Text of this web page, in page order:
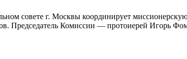
совете г. Москвы координирует
Председатель Комиссии — протоиерей Игорь